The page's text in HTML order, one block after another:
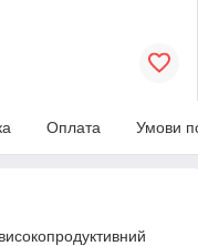
Оплата Умови